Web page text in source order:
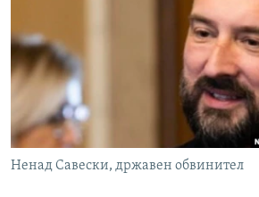
Ненад Савески, државен обвинител